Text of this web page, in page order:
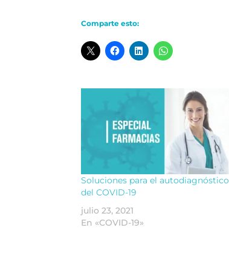
Comparte esto:
Soluciones para el autodiagnóstico
del COVID-19
julio 23, 2021
En «COVID-19»